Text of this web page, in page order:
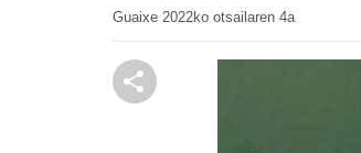
Guaixe 2022ko otsailaren 4a